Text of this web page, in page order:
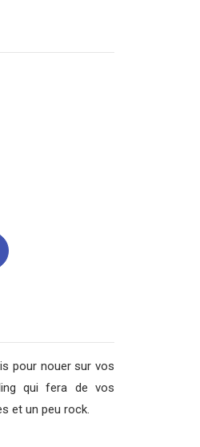
pour nouer sur vos
qui fera de vos
et un peu rock.